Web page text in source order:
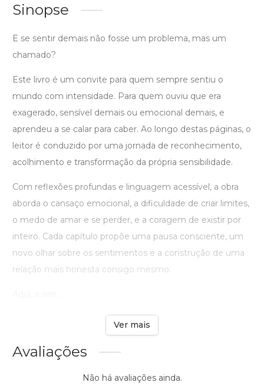
Sinopse
E se sentir demais não fosse um problema, mas um
chamado?
Este livro é um convite para quem sempre sentiu o
mundo com intensidade. Para quem ouviu que era
exagerado, sensível demais ou emocional demais, e
aprendeu a se calar para caber. Ao longo destas páginas, o
leitor é conduzido por uma jornada de reconhecimento,
acolhimento e transformação da própria sensibilidade.
Com reflexões profundas e linguagem acessível, a obra
aborda o cansaço emocional, a dificuldade de criar limites,
o medo de amar e se perder, e a coragem de existir por
inteiro. Cada capítulo propõe uma pausa consciente, um
novo olhar sobre os sentimentos e a construção de uma
relação mais honesta consigo mesmo.
Ver mais
Avaliações
Não há avaliações ainda.